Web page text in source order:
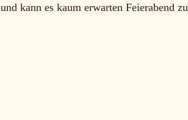
kann es kaum erwarten Feierabend zu